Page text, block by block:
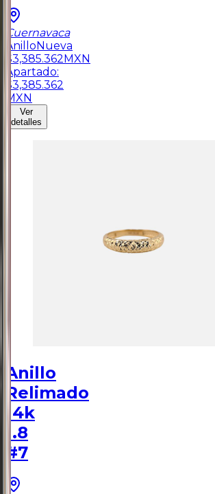
Cuernavaca
AnilloNueva
$3,385.362MXN
Apartado:
$3,385.362
MXN
Ver
detalles
Anillo
Relimado
14k
1.8
#7